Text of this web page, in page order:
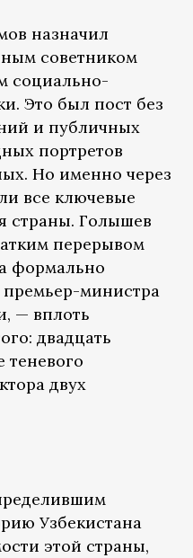
назначил
советником
социально-
Это был пост без
и публичных
портретов
Но именно через
все ключевые
страны. Голышев
перерывом
формально
премьер-министра
— вплоть
двадцать
теневого
двух
Узбекистана
этой страны,